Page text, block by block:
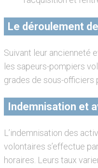
Le déroulement
Suivant leur ancienneté
les sapeurs-pompiers
grades de sous-officiers
Indemnisation et
L’indemnisation des
volontaires s’effectue
horaires. Leurs taux